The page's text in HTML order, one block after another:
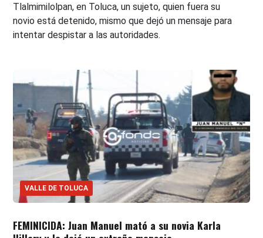
Tlalmimilolpan, en Toluca, un sujeto, quien fuera su
novio está detenido, mismo que dejó un mensaje para
intentar despistar a las autoridades.
VALLE DE TOLUCA
FEMINICIDA: Juan Manuel mató a su novia Karla